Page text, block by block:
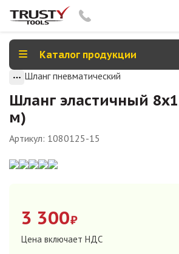
Каталог продукции
Шланг пневматический
Шланг эластичный
м)
Артикул: 1080125-15
3 300₽
Цена включает НДС